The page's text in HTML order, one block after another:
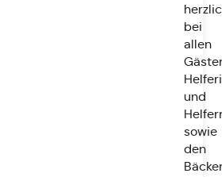
bei
allen
und
sowie
den